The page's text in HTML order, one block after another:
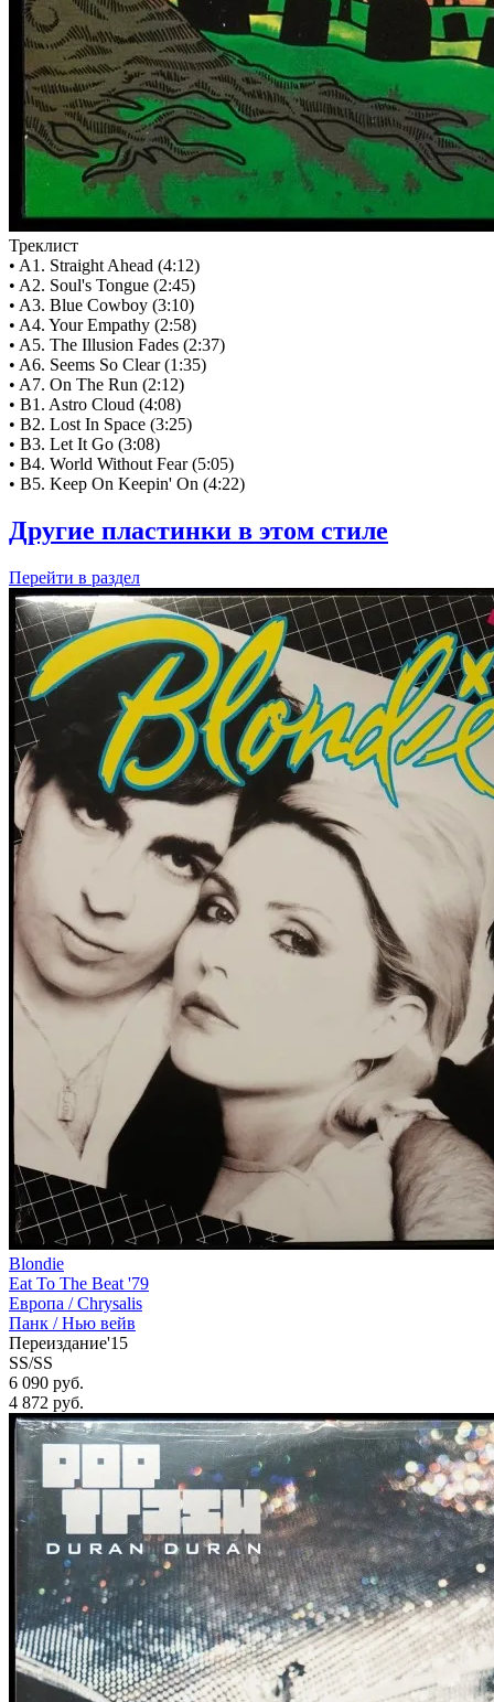
Треклист
• A1. Straight Ahead (4:12)
• A2. Soul's Tongue (2:45)
• A3. Blue Cowboy (3:10)
• A4. Your Empathy (2:58)
• A5. The Illusion Fades (2:37)
• A6. Seems So Clear (1:35)
• A7. On The Run (2:12)
• B1. Astro Cloud (4:08)
• B2. Lost In Space (3:25)
• B3. Let It Go (3:08)
• B4. World Without Fear (5:05)
• B5. Keep On Keepin' On (4:22)
Другие пластинки в этом стиле
Перейти в раздел
Blondie
Eat To The Beat '79
Европа /Chrysalis
Панк / Нью вейв
Переиздание'15
SS/SS
6 090 руб.
4 872 руб.